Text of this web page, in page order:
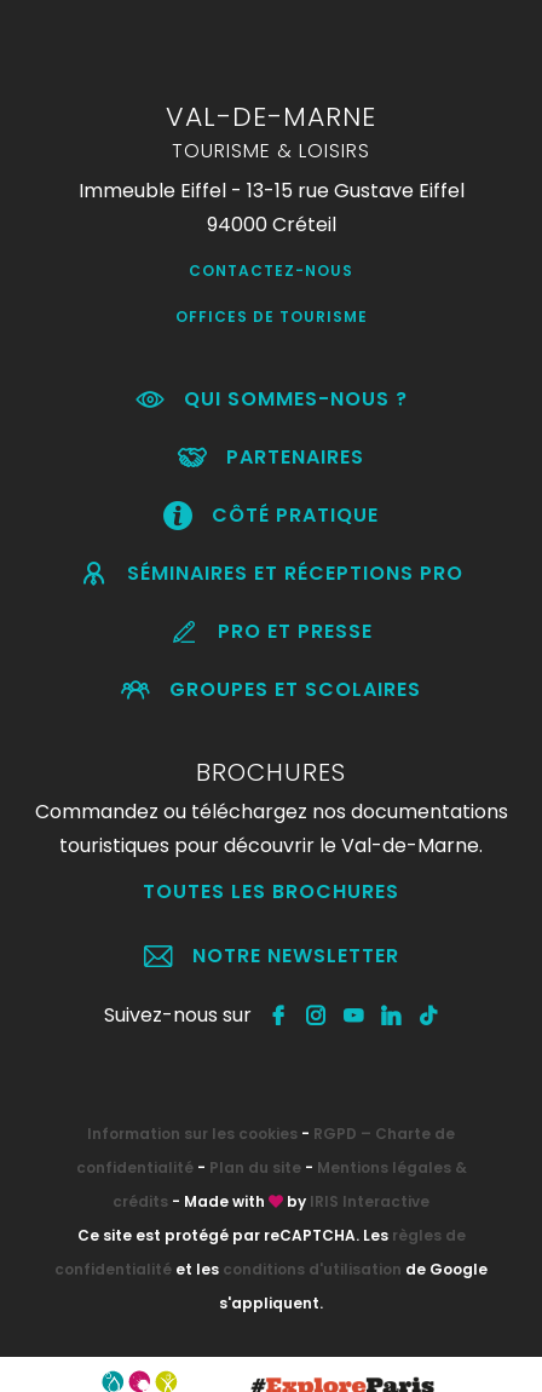
VAL-DE-MARNE
TOURISME & LOISIRS
Immeuble Eiffel - 13-15 rue Gustave Eiffel
94000 Créteil
CONTACTEZ-NOUS
OFFICES DE TOURISME
QUI SOMMES-NOUS ?
PARTENAIRES
CÔTÉ PRATIQUE
SÉMINAIRES ET RÉCEPTIONS PRO
PRO ET PRESSE
GROUPES ET SCOLAIRES
BROCHURES
Commandez ou téléchargez nos documentations
touristiques pour découvrir le Val-de-Marne.
TOUTES LES BROCHURES
NOTRE NEWSLETTER
Suivez-nous sur
Information sur les cookies - RGPD – Charte de
confidentialité- Plan du site- Mentions légales &
crédits - Made with by IRIS Interactive
Ce site est protégé par reCAPTCHA. Les règles de
confidentialité et les conditions d'utilisation de Google
s'appliquent.